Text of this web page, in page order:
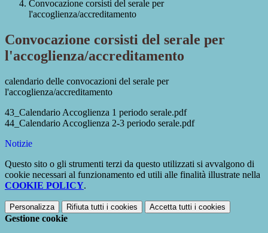
Convocazione corsisti del serale per
l'accoglienza/accreditamento
Convocazione corsisti del serale per
l'accoglienza/accreditamento
calendario delle convocazioni del serale per
l'accoglienza/accreditamento
43_Calendario Accoglienza 1 periodo serale.pdf
44_Calendario Accoglienza 2-3 periodo serale.pdf
Notizie
Questo sito o gli strumenti terzi da questo utilizzati si avvalgono di
cookie necessari al funzionamento ed utili alle finalità illustrate nella
COOKIE POLICY.
Personalizza Rifiuta tutti i cookies Accetta tutti i cookies
Gestione cookie